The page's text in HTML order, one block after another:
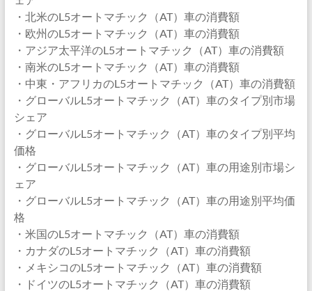
・北米のL5オートマチック（AT）車の消費額
・欧州のL5オートマチック（AT）車の消費額
・アジア太平洋のL5オートマチック（AT）車の消費額
・南米のL5オートマチック（AT）車の消費額
・中東・アフリカのL5オートマチック（AT）車の消費額
・グローバルL5オートマチック（AT）車のタイプ別市場
シェア
・グローバルL5オートマチック（AT）車のタイプ別平均
価格
・グローバルL5オートマチック（AT）車の用途別市場シ
ェア
・グローバルL5オートマチック（AT）車の用途別平均価
格
・米国のL5オートマチック（AT）車の消費額
・カナダのL5オートマチック（AT）車の消費額
・メキシコのL5オートマチック（AT）車の消費額
・ドイツのL5オートマチック（AT）車の消費額